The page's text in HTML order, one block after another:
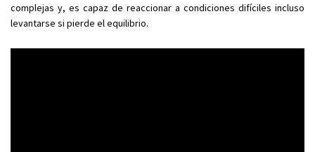
complejas y, es capaz de reaccionar a condiciones difíciles incluso
levantarse si pierde el equilibrio.